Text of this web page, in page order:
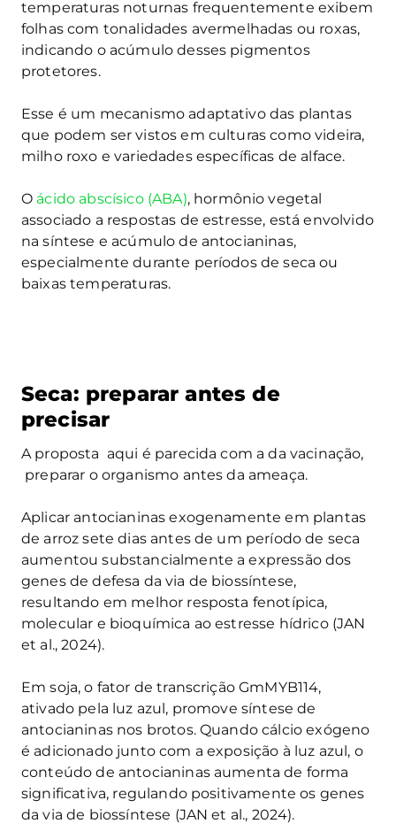
temperaturas noturnas frequentemente exibem
folhas com tonalidades avermelhadas ou roxas,
indicando o acúmulo desses pigmentos
protetores.
Esse é um mecanismo adaptativo das plantas
que podem ser vistos em culturas como videira,
milho roxo e variedades específicas de alface.
O ácido abscísico (ABA), hormônio vegetal
associado a respostas de estresse, está envolvido
na síntese e acúmulo de antocianinas,
especialmente durante períodos de seca ou
baixas temperaturas.
Seca: preparar antes de
precisar
A proposta aqui é parecida com a da vacinação,
preparar o organismo antes da ameaça.
Aplicar antocianinas exogenamente em plantas
de arroz sete dias antes de um período de seca
aumentou substancialmente a expressão dos
genes de defesa da via de biossíntese,
resultando em melhor resposta fenotípica,
molecular e bioquímica ao estresse hídrico (JAN
et al., 2024).
Em soja, o fator de transcrição GmMYB114,
ativado pela luz azul, promove síntese de
antocianinas nos brotos. Quando cálcio exógeno
é adicionado junto com a exposição à luz azul, o
conteúdo de antocianinas aumenta de forma
significativa, regulando positivamente os genes
da via de biossíntese (JAN et al., 2024).